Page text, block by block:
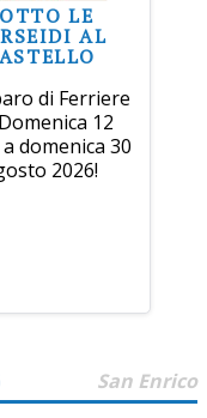
LE
AL
di Ferriere
12
domenica 30
2026!
San Enrico